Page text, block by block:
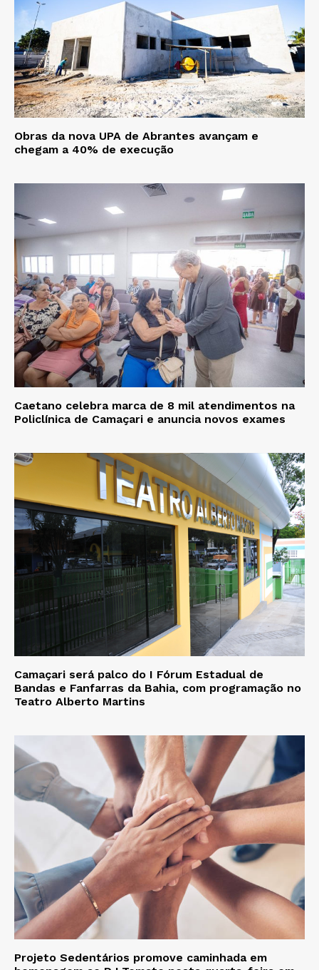
Obras da nova UPA de Abrantes avançam e
chegam a 40% de execução
Caetano celebra marca de 8 mil atendimentos na
Policlínica de Camaçari e anuncia novos exames
Camaçari será palco do I Fórum Estadual de
Bandas e Fanfarras da Bahia, com programação no
Teatro Alberto Martins
Projeto Sedentários promove caminhada em